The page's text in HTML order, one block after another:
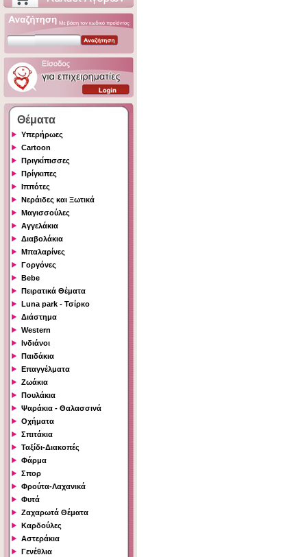
Θέματα
Υπερήρωες
Cartoon
Πριγκίπισσες
Πρίγκιπες
Ιππότες
Νεράιδες και Ξωτικά
Μαγισσούλες
Αγγελάκια
Διαβολάκια
Μπαλαρίνες
Γοργόνες
Bebe
Πειρατικά Θέματα
Luna park - Τσίρκο
Διάστημα
Western
Ινδιάνοι
Παιδάκια
Επαγγέλματα
Ζωάκια
Πουλάκια
Ψαράκια - Θαλασσινά
Οχήματα
Σπιτάκια
Ταξίδι-Διακοπές
Φάρμα
Σπορ
Φρούτα-Λαχανικά
Φυτά
Ζαχαρωτά Θέματα
Καρδούλες
Αστεράκια
Γενέθλια